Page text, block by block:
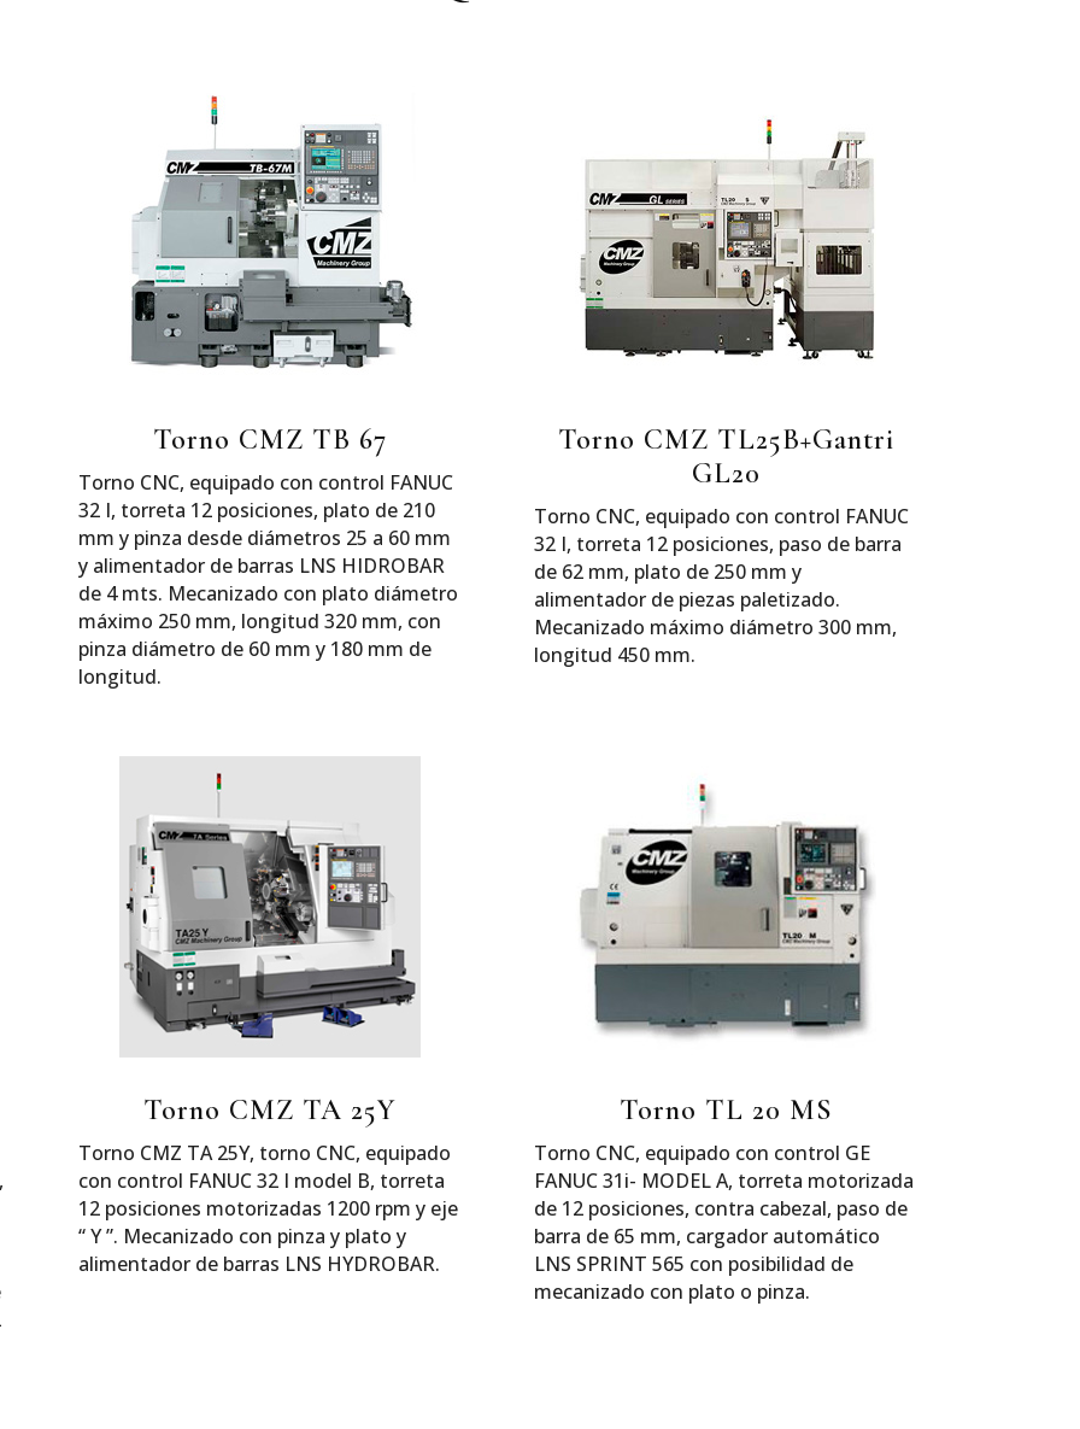
Torno CMZ TB 67
Torno CNC, equipado con control FANUC
32 I, torreta 12 posiciones, plato de 210
mm y pinza desde diámetros 25 a 60 mm
y alimentador de barras LNS HIDROBAR
de 4 mts. Mecanizado con plato diámetro
máximo 250 mm, longitud 320 mm, con
pinza diámetro de 60 mm y 180 mm de
longitud.
Torno CMZ TL25B+Gantri
GL20
Torno CNC, equipado con control FANUC
32 I, torreta 12 posiciones, paso de barra
de 62 mm, plato de 250 mm y
alimentador de piezas paletizado.
Mecanizado máximo diámetro 300 mm,
longitud 450 mm.
Torno CMZ TA 25Y
Torno CMZ TA 25Y, torno CNC, equipado
con control FANUC 32 I model B, torreta
12 posiciones motorizadas 1200 rpm y eje
“ Y ”. Mecanizado con pinza y plato y
alimentador de barras LNS HYDROBAR.
Torno TL 20 MS
Torno CNC, equipado con control GE
FANUC 31i- MODEL A, torreta motorizada
de 12 posiciones, contra cabezal, paso de
barra de 65 mm, cargador automático
LNS SPRINT 565 con posibilidad de
mecanizado con plato o pinza.